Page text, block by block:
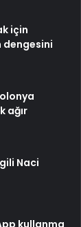
için
dengesini
ağır
Naci
kullanma